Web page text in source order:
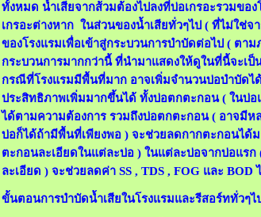
ทั้งหมด น้ำเสียจากส้วมต้องไปลงที่บ่อเกรอะรวมขอ
เกรอะต่างหาก ในส่วนของน้ำเสียทั่วๆไป ( ที่ไม่ใช่
ของโรงแรมเพื่อเข้าสู่กระบวนการบำบัดต่อไป ( ตา
กระบวนการมากกว่านี้ ที่นำมาแสดงให้ดูในที่นี้จะเป็
กรณีที่โรงแรมมีพื้นที่มาก อาจเพิ่มจำนวนบ่อบำบัดไ
ประสิทธิภาพเพิ่มมากขึ้นได้ ทั้งบ่อตกตะกอน ( ในบ่
ได้ตามความต้องการ รวมถึงบ่อตกตะกอน ( อาจมี
บ่อก็ได้ถ้ามีพื้นที่เพียงพอ ) จะช่วยลดกากตะกอนได้
ตะกอนละเอียดในแต่ละบ่อ ) ในแต่ละบ่อจากบ่อแรก
ละเอียด ) จะช่วยลดค่า SS , TDS , FOG และ
ขั้นตอนการบำบัดน้ำเสียในโรงแรมและรีสอร์ททั่วๆไ